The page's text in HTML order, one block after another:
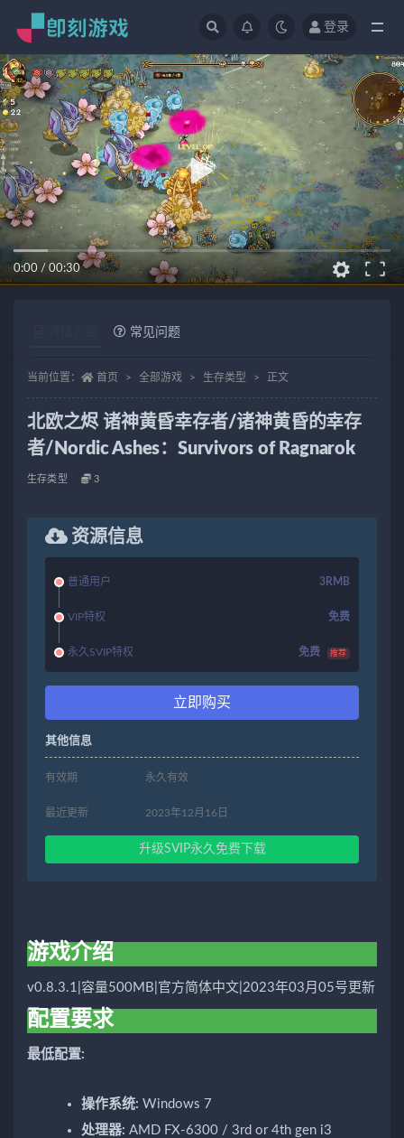
登录
0:00 / 00:30
常见问题
当前位置： 首页 全部游戏 生存类型 正文
北欧之烬 诸神黄昏幸存者/诸神黄昏的幸存
者/Nordic Ashes：Survivors of Ragnarok
生存类型 3
资源信息
普通用户 3RMB
VIP特权 免费
永久SVIP特权 免费 推荐
立即购买
其他信息
有效期 永久有效
最近更新 2023年12月16日
升级SVIP永久免费下载
游戏介绍
v0.8.3.1|容量500MB|官方简体中文|2023年03月05号更新
配置要求
最低配置:
操作系统: Windows 7
处理器: AMD FX-6300 / 3rd or 4th gen i3